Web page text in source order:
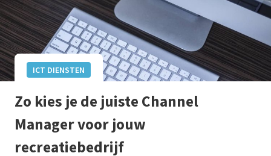
ICT DIENSTEN
Zo kies je de juiste Channel
Manager voor jouw
recreatiebedrijf